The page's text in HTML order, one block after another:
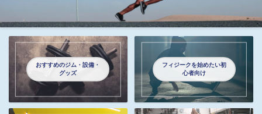
おすすめのジム・設備・
グッズ
フィジークを始めたい初
心者向け